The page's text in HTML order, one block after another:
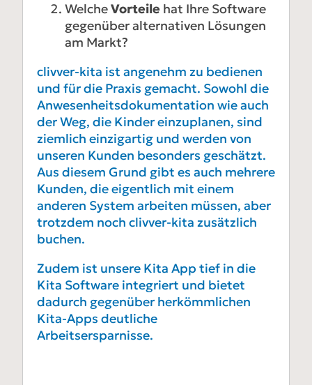
WelcheVorteile hat Ihre Software
gegenüber alternativen Lösungen
am Markt?
clivver-kita ist angenehm zu bedienen
und für die Praxis gemacht. Sowohl die
Anwesenheitsdokumentation wie auch
der Weg, die Kinder einzuplanen, sind
ziemlich einzigartig und werden von
unseren Kunden besonders geschätzt.
Aus diesem Grund gibt es auch mehrere
Kunden, die eigentlich mit einem
anderen System arbeiten müssen, aber
trotzdem noch clivver-kita zusätzlich
buchen.
Zudem ist unsere Kita App tief in die
Kita Software integriert und bietet
dadurch gegenüber herkömmlichen
Kita-Apps deutliche
Arbeitsersparnisse.